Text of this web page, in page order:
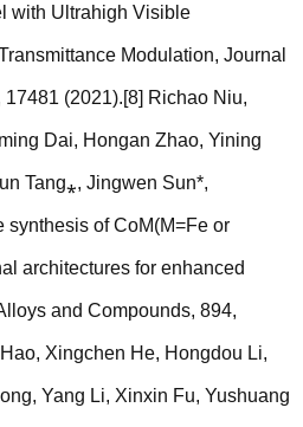
with Ultrahigh Visible
Modulation, Journal
(2021).[8] Richao Niu,
Dai, Hongan Zhao, Yining
Tang⁎, Jingwen Sun*,
synthesis of CoM(M=Fe or
architectures for enhanced
and Compounds, 894,
Xingchen He, Hongdou Li,
Yang Li, Xinxin Fu, Yushuang